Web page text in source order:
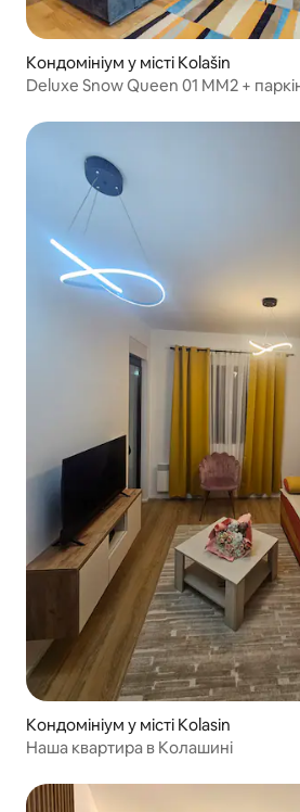
Кондомініум у місті Kolašin
Deluxe Snow Queen 01 MM2 +
Кондомініум у місті Kolasin
Наша квартира в Колашині